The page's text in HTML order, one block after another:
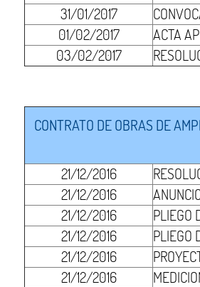
31/01/2017
01/02/2017
ACTA
03/02/2017
CONTRATO DE OBRAS DE
21/12/2016
21/12/2016
21/12/2016
PLIEGO
21/12/2016
PLIEGO
21/12/2016
21/12/2016